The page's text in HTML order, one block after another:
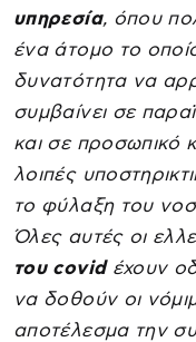
υπηρεσία, όπου
ένα άτομο το
δυνατότητα να
συμβαίνει σε
και σε προσωπικό
λοιπές
το φύλαξη του
Όλες αυτές οι
του covidέχουν
να δοθούν οι
αποτέλεσμα την